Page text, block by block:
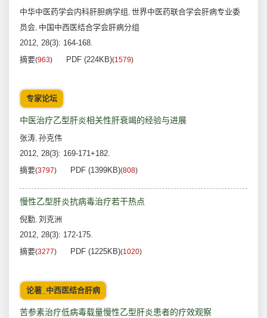
中华中医药学会内科肝胆病学组 , 世界中医药联合学会肝病专业委
员会, 中国中西医结合学会肝病分组
2012, 28(3): 164-168.
摘要(963) PDF (224KB)(1579)
专家论坛
中医治疗乙型肝炎相关性肝衰竭的经验与进展
张涛, 孙克伟
2012, 28(3): 169-171+182.
摘要(3797) PDF (1399KB)(808)
慢性乙型肝炎抗病毒治疗若干热点
倪勤, 刘克洲
2012, 28(3): 172-175.
摘要(3277) PDF (1225KB)(1020)
论著_中西医结合肝病
苦参素治疗低病毒载量慢性乙型肝炎患者的疗效观察